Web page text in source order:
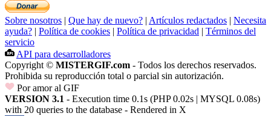
Sobre nosotros | Que hay de nuevo? | Artículos redactados | Necesita
ayuda? | Política de cookies | Política de privacidad | Términos del
servicio
API para desarrolladores
Copyright © MISTERGIF.com - Todos los derechos reservados.
Prohibida su reproducción total o parcial sin autorización.
Por amor al GIF
VERSION 3.1 - Execution time 0.1s (PHP 0.02s | MYSQL 0.08s)
with 20 queries to the database - Rendered in X